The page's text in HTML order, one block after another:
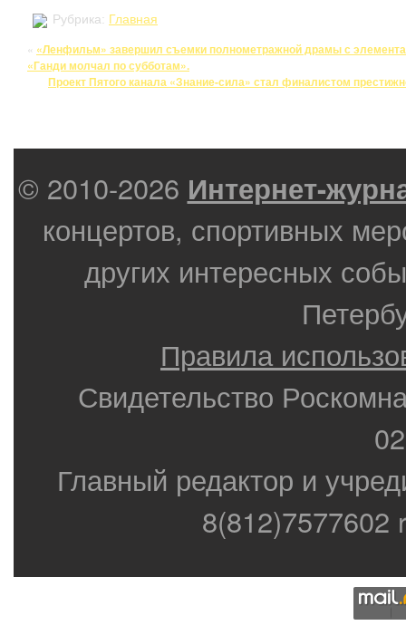
Рубрика: Главная
« «Ленфильм» завершил съемки полнометражной драмы с
«Ганди молчал по субботам».
Проект Пятого канала «Знание-сила» стал финалистом
© 2010-2026 Интернет-
концертов, спортивных
других интересных
Правила
Свидетельство
Главный редактор и
8(812)7577602